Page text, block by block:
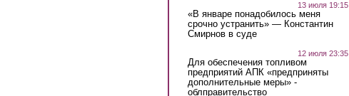
13 июля 19:15
«В январе понадобилось меня
срочно устранить» — Константин
Смирнов в суде
12 июля 23:35
Для обеспечения топливом
предприятий АПК «предприняты
дополнительные меры» -
облправительство